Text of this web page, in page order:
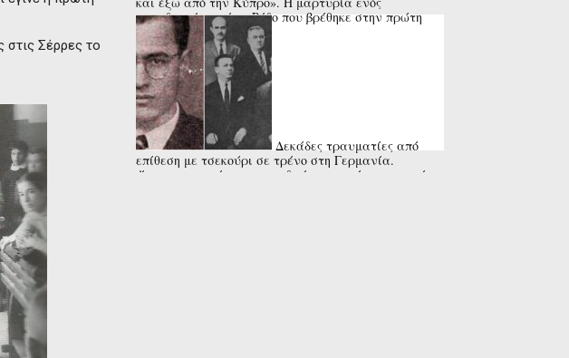
στις Σέρρες το
καταδρομέα από τη Ρόδο που βρέθηκε στην πρώτη
γραμμή το 1974
Δεκάδες τραυματίες από
επίθεση με τσεκούρι σε τρένο στη Γερμανία.
Άγνωστα τα κίνητρα του δράστη που έπεσε νεκρός